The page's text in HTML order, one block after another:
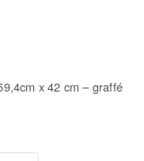
x 42 cm – graffé